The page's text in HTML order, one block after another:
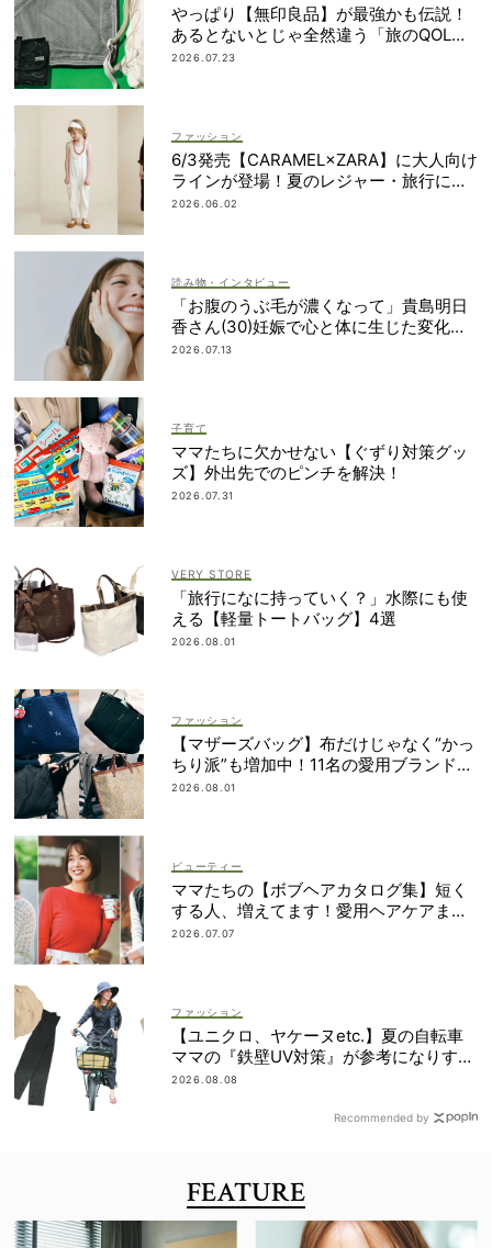
やっぱり【無印良品】が最強かも伝説！
あるとないとじゃ全然違う「旅のQOL爆
上げアイテム」
2026.07.23
ファッション
6/3発売【CARAMEL×ZARA】に大人向け
ラインが登場！夏のレジャー・旅行にも
おすすめ
2026.06.02
読み物・インタビュー
「お腹のうぶ毛が濃くなって」貴島明日
香さん(30)妊娠で心と体に生じた変化も
「愛しいです」
2026.07.13
子育て
ママたちに欠かせない【ぐずり対策グッ
ズ】外出先でのピンチを解決！
2026.07.31
VERY STORE
「旅行になに持っていく？」水際にも使
える【軽量トートバッグ】4選
2026.08.01
ファッション
【マザーズバッグ】布だけじゃなく“かっ
ちり派”も増加中！11名の愛用ブランド
は？
2026.08.01
ビューティー
ママたちの【ボブヘアカタログ集】短く
する人、増えてます！愛用ヘアケアまで
全部見せ
2026.07.07
ファッション
【ユニクロ、ヤケーヌetc.】夏の自転車
ママの『鉄壁UV対策』が参考になりすぎ
る！
2026.08.08
Recommended by
FEATURE